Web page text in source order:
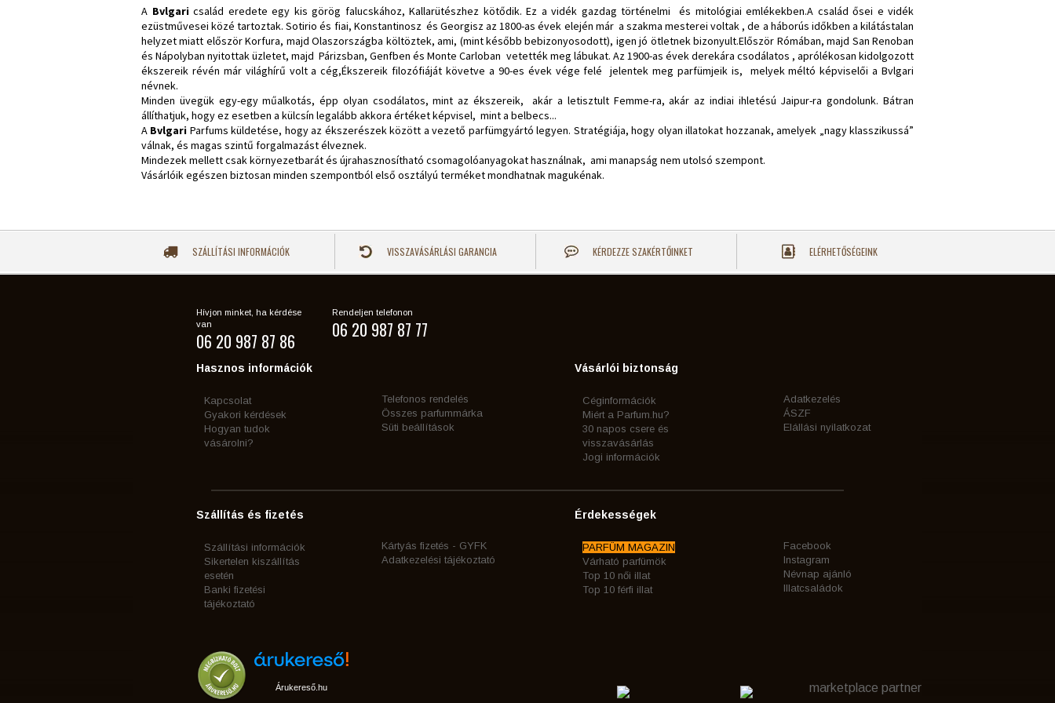
A Bvlgari család eredete egy kis görög falucskához, Kallarütészhez kötődik. Ez a vidék gazdag történelmi és mitológiai emlékekben.A család ősei e vidék
ezüstművesei közé tartoztak. Sotirio és fiai, Konstantinosz és Georgisz az 1800-as évek elején már a szakma mesterei voltak , de a háborús időkben a kilátástalan
helyzet miatt először Korfura, majd Olaszországba költöztek, ami, (mint később bebizonyosodott), igen jó ötletnek bizonyult.Először Rómában, majd San Renoban
és Nápolyban nyitottak üzletet, majd Párizsban, Genfben és Monte Carloban vetették meg lábukat. Az 1900-as évek derekára csodálatos , aprólékosan kidolgozott
ékszereik révén már világhírű volt a cég,Ékszereik filozófiáját követve a 90-es évek vége felé jelentek meg parfümjeik is, melyek méltó képviselői a Bvlgari
névnek.
Minden üvegük egy-egy műalkotás, épp olyan csodálatos, mint az ékszereik, akár a letisztult Femme-ra, akár az indiai ihletésú Jaipur-ra gondolunk. Bátran
állíthatjuk, hogy ez esetben a külcsín legalább akkora értéket képvisel, mint a belbecs...
A Bvlgari Parfums küldetése, hogy az ékszerészek között a vezető parfümgyártó legyen. Stratégiája, hogy olyan illatokat hozzanak, amelyek „nagy klasszikussá”
válnak, és magas szintű forgalmazást élveznek.
Mindezek mellett csak környezetbarát és újrahasznosítható csomagolóanyagokat használnak, ami manapság nem utolsó szempont.
Vásárlóik egészen biztosan minden szempontból első osztályú terméket mondhatnak magukénak.
SZÁLLÍTÁSI INFORMÁCIÓK VISSZAVÁSÁRLÁSI GARANCIA KÉRDEZZE SZAKÉRTŐINKET ELÉRHETŐSÉGEINK
Hívjon minket, ha kérdése
van
06 20 987 87 86
Rendeljen telefonon
06 20 987 87 77
Hasznos információk
Kapcsolat
Gyakori kérdések
Hogyan tudok
vásárolni?
Telefonos rendelés
Összes parfummárka
Süti beállítások
Vásárlói biztonság
Céginformációk
Miért a Parfum.hu?
30 napos csere és
visszavásárlás
Jogi információk
Adatkezelés
ÁSZF
Elállási nyilatkozat
Szállítás és fizetés
Szállítási információk
Sikertelen kiszállítás
esetén
Banki fizetési
tájékoztató
Kártyás fizetés - GYFK
Adatkezelési tájékoztató
Érdekességek
PARFÜM MAGAZIN
Várható parfümök
Top 10 női illat
Top 10 férfi illat
Facebook
Instagram
Névnap ajánló
Illatcsaládok
Árukereső.hu marketplace partner